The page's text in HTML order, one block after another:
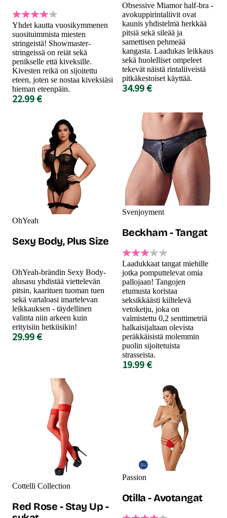
Yhdet kautta vuosikymmenen
suosituimmista miesten
stringeistä! Showmaster-
stringeissä on reiät sekä
penikselle että kiveksille.
Kivesten reikä on sijoitettu
eteen, joten se nostaa kiveksiäsi
hieman eteenpäin.
22.99 €
Obsessive Miamor half-bra -
avokuppirintaliivit ovat
kaunis yhdistelmä herkkää
pitsiä sekä sileää ja
samettisen pehmeää
kangasta. Laadukas leikkaus
sekä huolelliset ompeleet
tekevät näistä rintaliiveistä
pitkäkestoiset käyttää.
34.99 €
OhYeah
Sexy Body, Plus Size
OhYeah-brändin Sexy Body-
alusasu yhdistää viettelevän
pitsin, kaarituen tuoman tuen
sekä vartaloasi imartelevan
leikkauksen - täydellinen
valinta niin arkeen kuin
erityisiin hetkiisikin!
29.99 €
Svenjoyment
Beckham - Tangat
Laadukkaat tangat miehille
jotka pomputtelevat omia
pallojaan! Tangojen
etumusta koristaa
seksikkäästi kiiltelevä
vetoketju, joka on
valmistettu 0,2 senttimetriä
halkaisijaltaan olevista
peräkkäisistä molemmin
puolin sijoitetuista
strasseista.
19.99 €
Cottelli Collection
Red Rose - Stay Up -
Passion
Otilla - Avotangat